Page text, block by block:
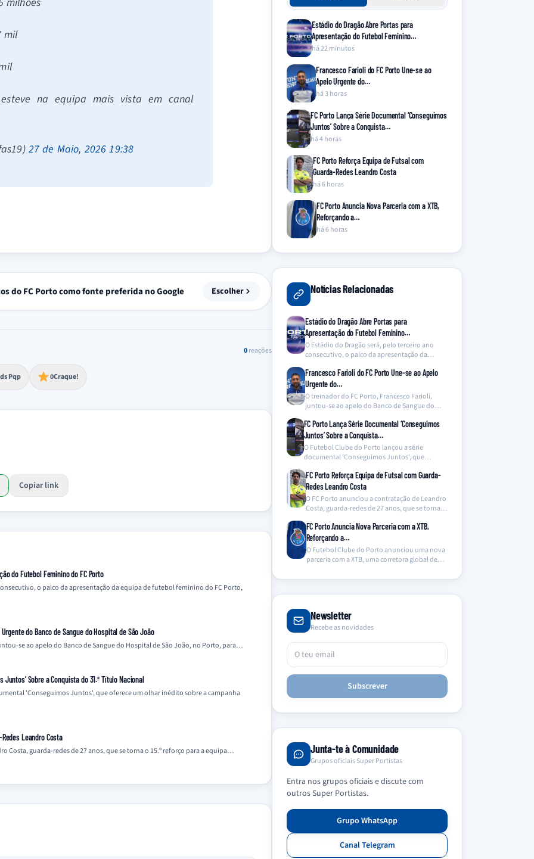
mil
esteve na equipa mais vista em canal
27 de Maio, 2026 19:38
do FC Porto como fonte preferida no Google Escolher
0reações
Pqp
extremo 0Craque!
Copiar link
do Futebol Feminino do FC Porto
o palco da apresentação da equipa de futebol feminino do FC Porto,
do Banco de Sangue do Hospital de São João
se ao apelo do Banco de Sangue do Hospital de São João, no Porto, para…
Juntos’ Sobre a Conquista do 31.º Título Nacional
'Conseguimos Juntos', que oferece um olhar inédito sobre a campanha
Leandro Costa
Costa, guarda-redes de 27 anos, que se torna o 15.º reforço para a equipa…
Estádio do Dragão Abre Portas para
Apresentação do Futebol Feminino…
há 22 minutos
Francesco Farioli do FC Porto Une-se ao
Apelo Urgente do…
há 3 horas
FC Porto Lança Série Documental ‘Conseguimos
Juntos’ Sobre a Conquista…
há 4 horas
FC Porto Reforça Equipa de Futsal com
Guarda-Redes Leandro Costa
há 6 horas
FC Porto Anuncia Nova Parceria com a XTB,
Reforçando a…
há 6 horas
Notícias Relacionadas
Estádio do Dragão Abre Portas para
Apresentação do Futebol Feminino…
O Estádio do Dragão será, pelo terceiro ano
consecutivo, o palco da apresentação da
Francesco Farioli do FC Porto Une-se ao Apelo
Urgente do…
O treinador do FC Porto, Francesco Farioli,
juntou-se ao apelo do Banco de Sangue do
FC Porto Lança Série Documental ‘Conseguimos
Juntos’ Sobre a Conquista…
O Futebol Clube do Porto lançou a série
documental 'Conseguimos Juntos', que
FC Porto Reforça Equipa de Futsal com Guarda-
Redes Leandro Costa
O FC Porto anunciou a contratação de Leandro
Costa, guarda-redes de 27 anos, que se torna…
FC Porto Anuncia Nova Parceria com a XTB,
Reforçando a…
O Futebol Clube do Porto anunciou uma nova
parceria com a XTB, uma corretora global de…
Newsletter
Recebe as novidades
Subscrever
Junta-te à Comunidade
Grupos oficiais Super Portistas
Entra nos grupos oficiais e discute com
outros Super Portistas.
Grupo WhatsApp
Canal Telegram